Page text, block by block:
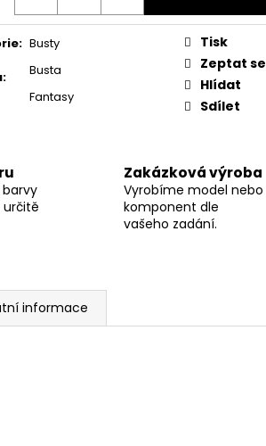
: Busty
:
Busta
Fantasy
Tisk
Zeptat se
Hlídat
Sdílet
určitě
Zakázková výroba
Vyrobíme model nebo
komponent dle
vašeho zadání.
informace